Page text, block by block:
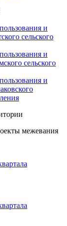
и
сельского
и
сельского
и
межевания